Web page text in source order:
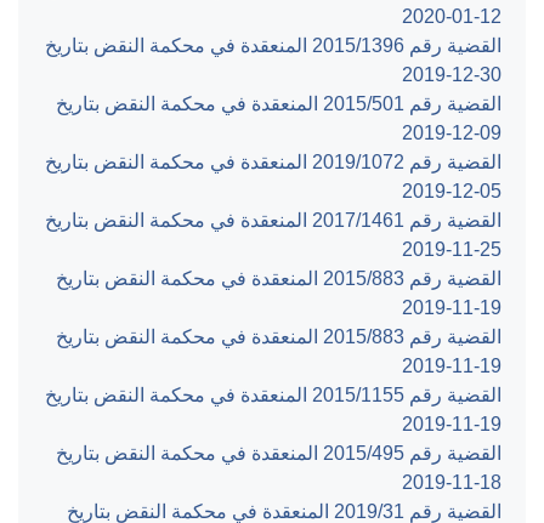
‎2020-01-12‏
القضية رقم ‎1396‏/‎2015‏ المنعقدة في محكمة النقض بتاريخ
‎2019-12-30‏
القضية رقم ‎501‏/‎2015‏ المنعقدة في محكمة النقض بتاريخ
‎2019-12-09‏
القضية رقم ‎1072‏/‎2019‏ المنعقدة في محكمة النقض بتاريخ
‎2019-12-05‏
القضية رقم ‎1461‏/‎2017‏ المنعقدة في محكمة النقض بتاريخ
‎2019-11-25‏
القضية رقم ‎883‏/‎2015‏ المنعقدة في محكمة النقض بتاريخ
‎2019-11-19‏
القضية رقم ‎883‏/‎2015‏ المنعقدة في محكمة النقض بتاريخ
‎2019-11-19‏
القضية رقم ‎1155‏/‎2015‏ المنعقدة في محكمة النقض بتاريخ
‎2019-11-19‏
القضية رقم ‎495‏/‎2015‏ المنعقدة في محكمة النقض بتاريخ
‎2019-11-18‏
القضية رقم ‎31‏/‎2019‏ المنعقدة في محكمة النقض بتاريخ